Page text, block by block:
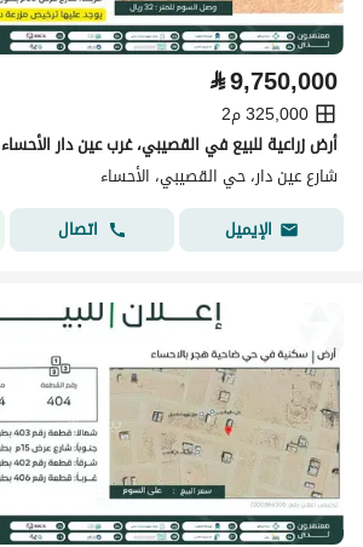
⃁9,750,000
325,000 م2
أرض زراعية للبيع في القصيبي، غرب عين دار الأحساء
شارع عين دار، حي القصيبي، الأحساء
الإيميل
اتصال